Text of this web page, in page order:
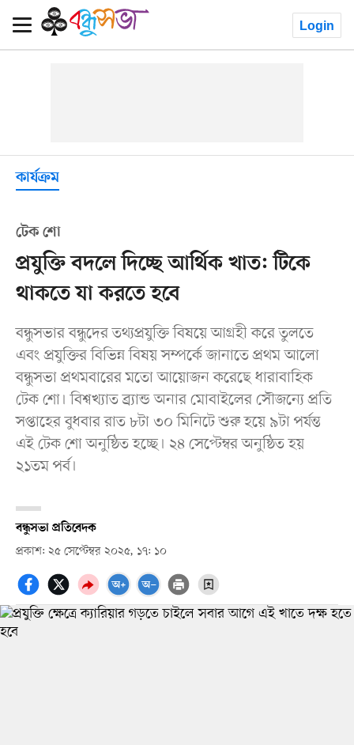
Login
কার্যক্রম
টেক শো
প্রযুক্তি বদলে দিচ্ছে আর্থিক খাত: টিকে
থাকতে যা করতে হবে
বন্ধুসভার বন্ধুদের তথ্যপ্রযুক্তি বিষয়ে আগ্রহী করে তুলতে
এবং প্রযুক্তির বিভিন্ন বিষয় সম্পর্কে জানাতে প্রথম আলো
বন্ধুসভা প্রথমবারের মতো আয়োজন করেছে ধারাবাহিক
টেক শো। বিশ্বখ্যাত ব্র্যান্ড অনার মোবাইলের সৌজন্যে প্রতি
সপ্তাহের বুধবার রাত ৮টা ৩০ মিনিটে শুরু হয়ে ৯টা পর্যন্ত
এই টেক শো অনুষ্ঠিত হচ্ছে। ২৪ সেপ্টেম্বর অনুষ্ঠিত হয়
২১তম পর্ব।
বন্ধুসভা প্রতিবেদক
প্রকাশ: ২৫ সেপ্টেম্বর ২০২৫, ১৭: ১০